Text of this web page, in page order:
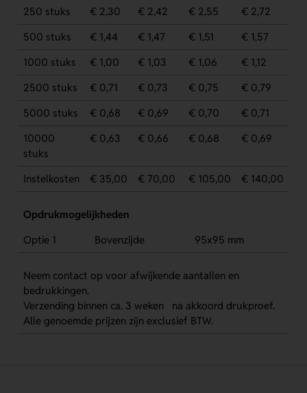
250 stuks € 2,30 € 2,42 € 2,55
€ 2,72
500 stuks
€ 1,44 € 1,47 € 1,51
€ 1,57
1000 stuks
€ 1,00 € 1,03 € 1,06
€ 1,12
2500 stuks
€ 0,71 € 0,73 € 0,75
€ 0,79
5000 stuks
€ 0,68 € 0,69 € 0,70
€ 0,71
10000
stuks
€ 0,63 € 0,66 € 0,68 € 0,69
Instelkosten € 35,00 € 70,00 € 105,00 € 140,00
Opdrukmogelijkheden
Optie 1
Bovenzijde 95x95 mm
Neem contact op voor afwijkende aantallen en
bedrukkingen.
Verzending binnen ca. 3 weken na akkoord drukproef.
Alle genoemde prijzen zijn exclusief BTW.